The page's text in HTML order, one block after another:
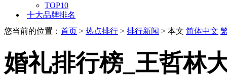
TOP10
十大品牌排名
您当前的位置： 首页 > 热点排行 > 排行新闻 > 本文 简体中文
婚礼排行榜_王哲林